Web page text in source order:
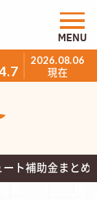
2026.08.06
現在
MENU
ト補助金まとめ